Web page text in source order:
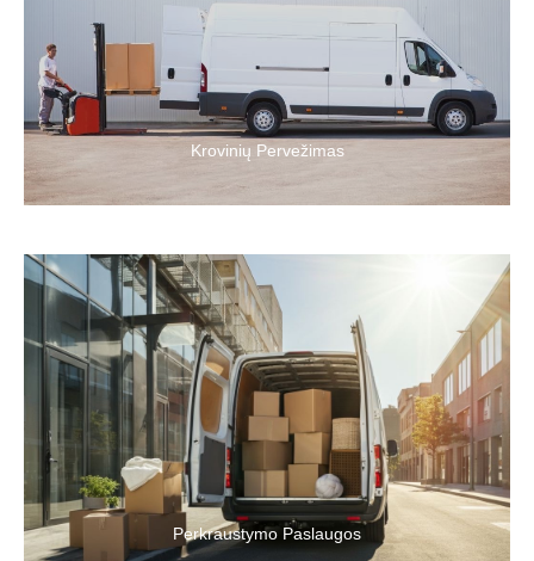
Krovinių Pervežimas
Krovinių pervežimas Lietuva – Europa sausumos keliais – tai
mūsų pagrindinis darbas, todėl šiai paslaugų rūšiai skiriame
ypatingą dėmesį.
Perkraustymo Paslaugos
Jeigu nusprendėte keisti gyvenamąją vietą, perkelti savo
įmonę ar tiesiog pervežti didelį krovinių kiekį, pasinaudokite
kraustymo paslaugomis. Kokybiškos kraustymo paslaugos – tai
garantas, kad Jūs galėsite patogiai pergabenti savo krovinius,
sutaupysite daug laiko bei energijos.